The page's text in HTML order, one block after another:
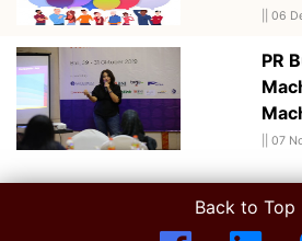
06
PR
07
Back to Top